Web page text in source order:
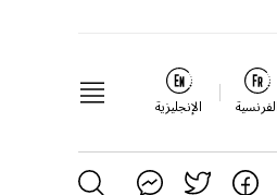
الفرنسية الإنجليزية